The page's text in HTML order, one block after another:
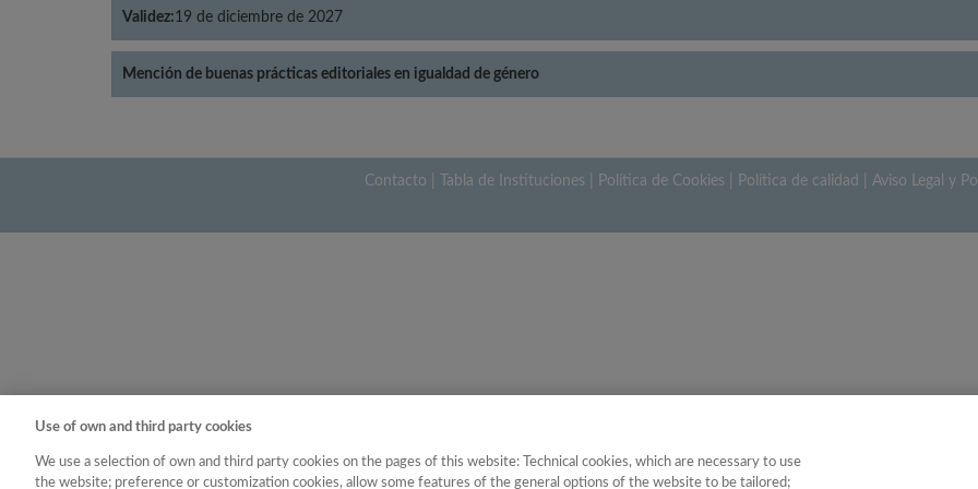
Validez:19 de diciembre de 2027
Mención de buenas prácticas editoriales en igualdad de género
Contacto Tabla de Instituciones Política de Cookies Política de calidad Aviso Legal y
Use of own and third party cookies
We use a selection of own and third party cookies on the pages of this website: Technical cookies, which are necessary to use
the website; preference or customization cookies, allow some features of the general options of the website to be tailored;